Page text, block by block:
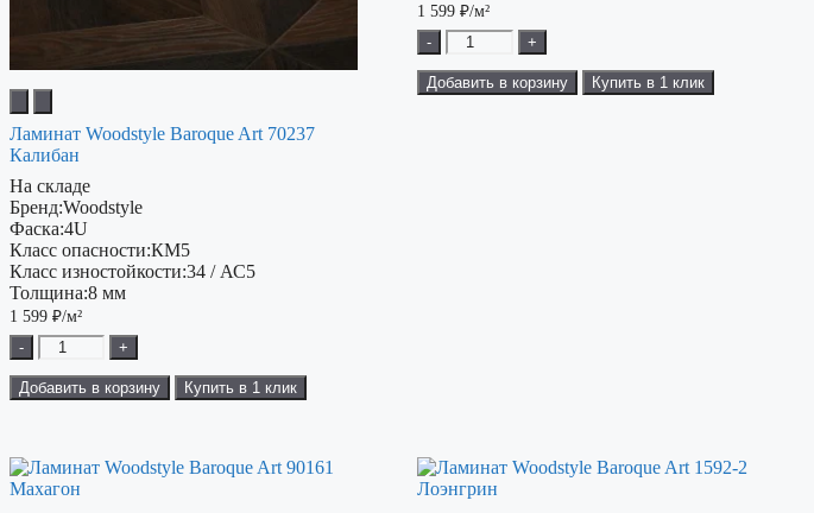
Ламинат Woodstyle Baroque Art 70237
Калибан
На складе
Бренд:Woodstyle
Фаска:4U
Класс опасности:КМ5
Класс изностойкости:34 / АС5
Толщина:8 мм
1 599 ₽/м²
-
+
Добавить в корзину Купить в 1 клик
1 599₽/м²
-
+
Добавить в корзину Купить в 1 клик